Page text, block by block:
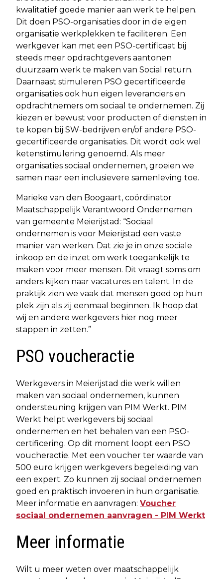
kwalitatief goede manier aan werk te helpen.
Dit doen PSO-organisaties door in de eigen
organisatie werkplekken te faciliteren. Een
werkgever kan met een PSO-certificaat bij
steeds meer opdrachtgevers aantonen
duurzaam werk te maken van Social return.
Daarnaast stimuleren PSO gecertificeerde
organisaties ook hun eigen leveranciers en
opdrachtnemers om sociaal te ondernemen. Zij
kiezen er bewust voor producten of diensten in
te kopen bij SW-bedrijven en/of andere PSO-
gecertificeerde organisaties. Dit wordt ook wel
ketenstimulering genoemd. Als meer
organisaties sociaal ondernemen, groeien we
samen naar een inclusievere samenleving toe.
Marieke van den Boogaart, coördinator
Maatschappelijk Verantwoord Ondernemen
van gemeente Meierijstad: “Sociaal
ondernemen is voor Meierijstad een vaste
manier van werken. Dat zie je in onze sociale
inkoop en de inzet om werk toegankelijk te
maken voor meer mensen. Dit vraagt soms om
anders kijken naar vacatures en talent. In de
praktijk zien we vaak dat mensen goed op hun
plek zijn als zij eenmaal beginnen. Ik hoop dat
wij en andere werkgevers hier nog meer
stappen in zetten.”
PSO voucheractie
Werkgevers in Meierijstad die werk willen
maken van sociaal ondernemen, kunnen
ondersteuning krijgen van PIM Werkt. PIM
Werkt helpt werkgevers bij sociaal
ondernemen en het behalen van een PSO-
certificering. Op dit moment loopt een PSO
voucheractie. Met een voucher ter waarde van
500 euro krijgen werkgevers begeleiding van
een expert. Zo kunnen zij sociaal ondernemen
goed en praktisch invoeren in hun organisatie.
Meer informatie en aanvragen: Voucher
sociaal ondernemen aanvragen - PIM Werkt
Meer informatie
Wilt u meer weten over maatschappelijk